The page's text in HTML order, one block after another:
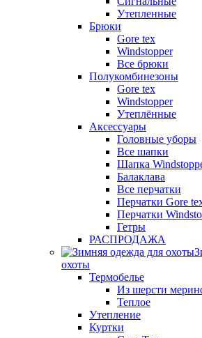
Утепленные
Брюки
Gore tex
Windstopper
Все брюки
Полукомбинезоны
Gore tex
Windstopper
Утеплённые
Аксессуары
Головные уборы
Все шапки
Шапка
Балаклава
Все перчатки
Перчатки Gore
Перчатки
Гетры
РАСПРОДАЖА
охоты
Термобелье
Из шерсти
Теплое
Утепление
Куртки